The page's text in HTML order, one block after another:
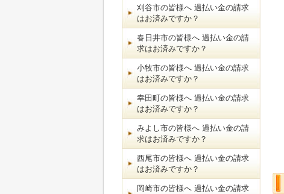
刈谷市の皆様へ 過払い金の請求
はお済みですか？
春日井市の皆様へ 過払い金の請
求はお済みですか？
小牧市の皆様へ 過払い金の請求
はお済みですか？
幸田町の皆様へ 過払い金の請求
はお済みですか？
みよし市の皆様へ 過払い金の請
求はお済みですか？
西尾市の皆様へ 過払い金の請求
はお済みですか？
岡崎市の皆様へ 過払い金の請求